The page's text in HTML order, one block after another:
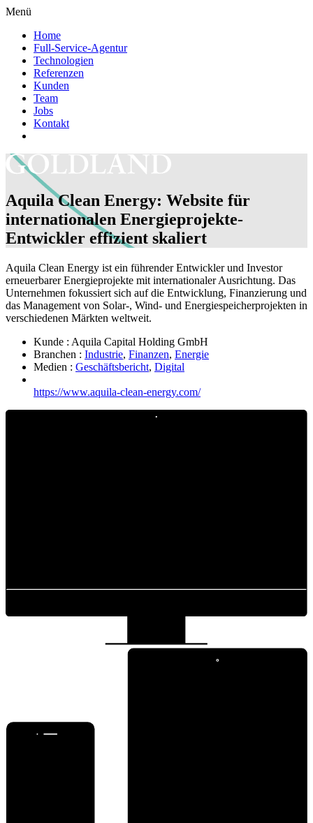
Menü
Home
Full-Service-Agentur
Technologien
Referenzen
Kunden
Team
Jobs
Kontakt
Aquila Clean Energy: Website für
internationalen Energieprojekte-
Entwickler effizient skaliert
Aquila Clean Energy ist ein führender Entwickler und Investor
erneuerbarer Energieprojekte mit internationaler Ausrichtung. Das
Unternehmen fokussiert sich auf die Entwicklung, Finanzierung und
das Management von Solar-, Wind- und Energiespeicherprojekten in
verschiedenen Märkten weltweit.
Kunde : Aquila Capital Holding GmbH
Branchen : Industrie, Finanzen, Energie
Medien : Geschäftsbericht, Digital
https://www.aquila-clean-energy.com/